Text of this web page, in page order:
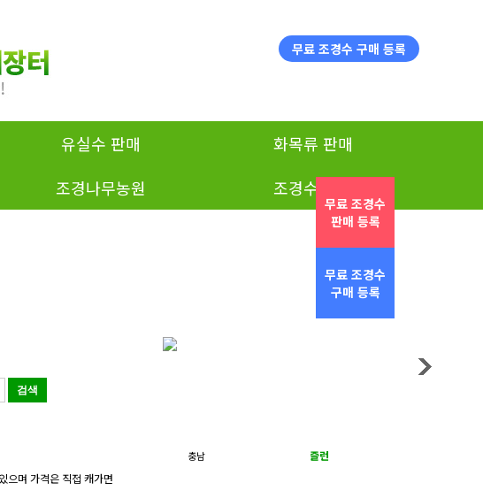
무료 조경수 구매 등록
유실수 판매
화목류 판매
조경나무농원 조경수 구매
으며 가격은 직접 캐가면
충남 즐런
무료 조경수
판매 등록
무료 조경수
구매 등록